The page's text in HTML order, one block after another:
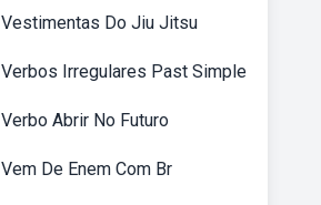
Vestimentas Do Jiu Jitsu
Verbos Irregulares Past Simple
Verbo Abrir No Futuro
Vem De Enem Com Br